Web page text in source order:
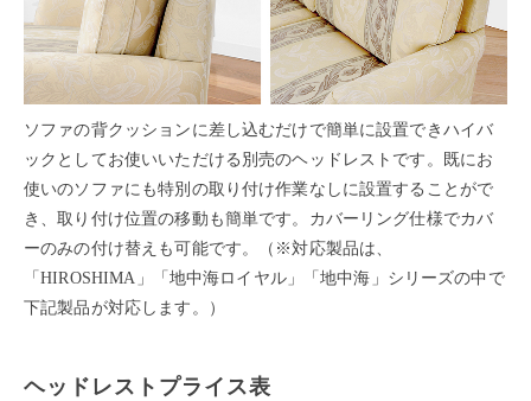
ソファの背クッションに差し込むだけで簡単に設置できハイバ
ックとしてお使いいただける別売のヘッドレストです。既にお
使いのソファにも特別の取り付け作業なしに設置することがで
き、取り付け位置の移動も簡単です。カバーリング仕様でカバ
ーのみの付け替えも可能です。（※対応製品は、
「HIROSHIMA」「地中海ロイヤル」「地中海」シリーズの中で
下記製品が対応します。）
ヘッドレストプライス表